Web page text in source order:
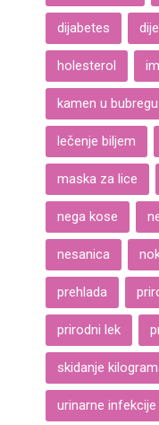
dijabetes
holesterol
kamen u bubregu
lečenje biljem
maska za lice
nega kose
nesanica
prehlada
prirodni lek
skidanje
urinarne infekcije